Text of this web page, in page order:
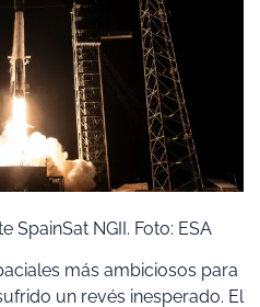
SpainSat NGII. Foto: ESA
más ambiciosos para
un revés inesperado. El